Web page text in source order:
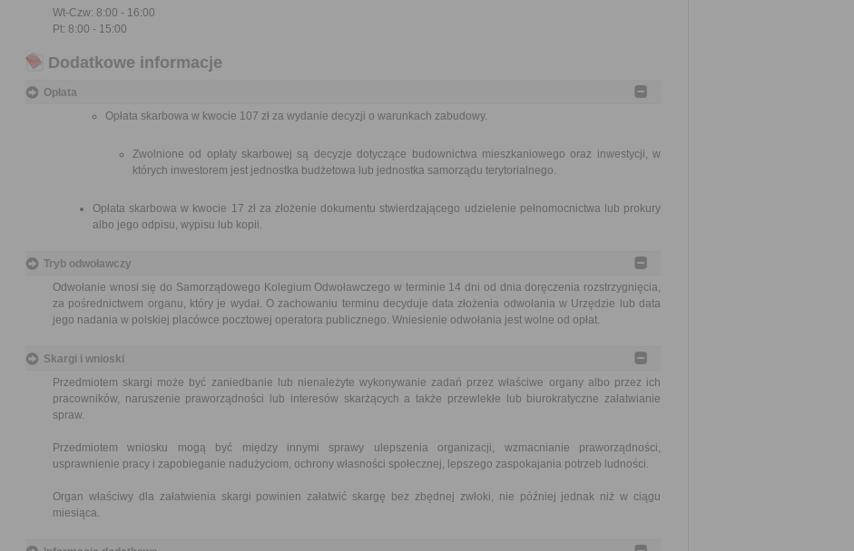
Wt-Czw: 8:00 - 16:00
Pt: 8:00 - 15:00
Dodatkowe informacje
Opłata
Opłata skarbowa w kwocie 107 zł za wydanie decyzji o warunkach zabudowy.
Zwolnione od opłaty skarbowej są decyzje dotyczące budownictwa mieszkaniowego oraz inwestycji, w
których inwestorem jest jednostka budżetowa lub jednostka samorządu terytorialnego.
Opłata skarbowa w kwocie 17 zł za złożenie dokumentu stwierdzającego udzielenie pełnomocnictwa lub prokury
albo jego odpisu, wypisu lub kopii.
Tryb odwoławczy
Odwołanie wnosi się do Samorządowego Kolegium Odwoławczego w terminie 14 dni od dnia doręczenia rozstrzygnięcia,
za pośrednictwem organu, który je wydał. O zachowaniu terminu decyduje data złożenia odwołania w Urzędzie lub data
jego nadania w polskiej placówce pocztowej operatora publicznego. Wniesienie odwołania jest wolne od opłat.
Skargi i wnioski
Przedmiotem skargi może być zaniedbanie lub nienależyte wykonywanie zadań przez właściwe organy albo przez ich
pracowników, naruszenie praworządności lub interesów skarżących a także przewlekłe lub biurokratyczne załatwianie
spraw.
Przedmiotem wniosku mogą być między innymi sprawy ulepszenia organizacji, wzmacnianie praworządności,
usprawnienie pracy i zapobieganie nadużyciom, ochrony własności społecznej, lepszego zaspokajania potrzeb ludności.
Organ właściwy dla załatwienia skargi powinien załatwić skargę bez zbędnej zwłoki, nie później jednak niż w ciągu
miesiąca.